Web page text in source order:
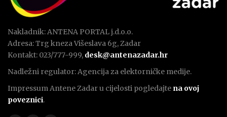
Nakladnik: ANTENA PORTAL j.d.o.o.
Adresa: Trg kneza Višeslava 6g, Zadar
Kontakt: 023/777-999, desk@antenazadar.hr
Nadležni regulator: Agencija za elektorničke medije.
Impressum Antene Zadar u cijelosti pogledajte na ovoj
poveznici.